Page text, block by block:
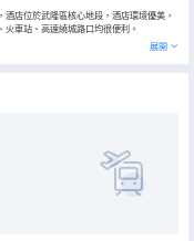
店位於武隆區核心地段，酒店環境優美，
車站、高速繞城路口均很便利。
層，內設大型停車場共有車位100個。
生活理念，既有中式家居的傳統韻味又更
酒會，宴會和文藝演出等予以妥善完備安
議室和可容納36人的小會議室各一間，，
展開